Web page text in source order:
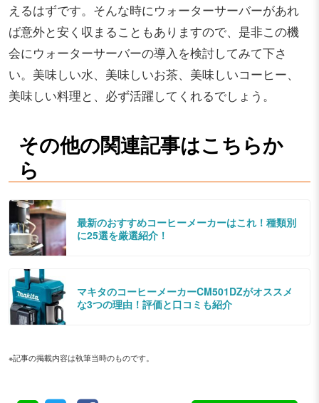
えるはずです。そんな時にウォーターサーバーがあれ
ば意外と安く収まることもありますので、是非この機
会にウォーターサーバーの導入を検討してみて下さ
い。美味しい水、美味しいお茶、美味しいコーヒー、
美味しい料理と、必ず活躍してくれるでしょう。
その他の関連記事はこちらか
ら
最新のおすすめコーヒーメーカーはこれ！種類別
に25選を厳選紹介！
マキタのコーヒーメーカーCM501DZがオススメ
な3つの理由！評価と口コミも紹介
※記事の掲載内容は執筆当時のものです。